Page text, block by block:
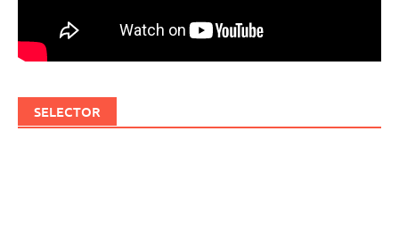
SELECTOR